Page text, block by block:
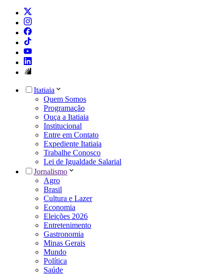
Itatiaia
Quem Somos
Programação
Ouça a Itatiaia
Institucional
Entre em Contato
Expediente Itatiaia
Trabalhe Conosco
Lei de Igualdade Salarial
Jornalismo
Agro
Brasil
Cultura e Lazer
Economia
Eleições 2026
Entretenimento
Gastronomia
Minas Gerais
Mundo
Política
Saúde